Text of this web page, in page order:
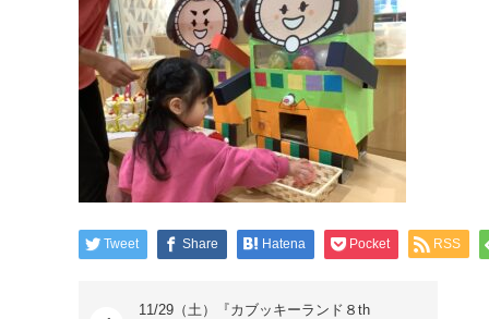
Tweet Share Hatena Pocket RSS
11/29（土）『カブッキーランド８th